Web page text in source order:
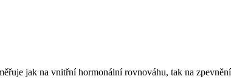
jak na vnitřní hormonální rovnováhu, tak na